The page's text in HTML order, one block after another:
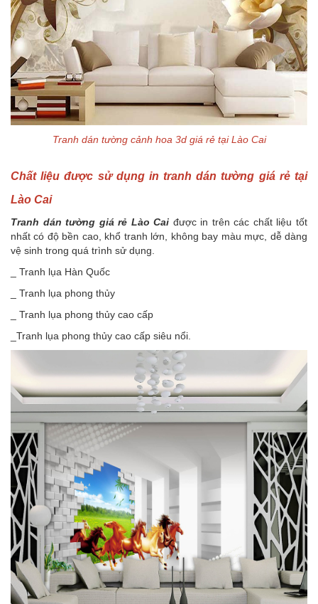
Tranh dán tường cảnh hoa 3d giá rẻ tại Lào Cai
Chất liệu được sử dụng in tranh dán tường giá rẻ tại
Lào Cai
Tranh dán tường giá rẻ Lào Cai được in trên các chất liệu tốt
nhất có độ bền cao, khổ tranh lớn, không bay màu mực, dễ dàng
vệ sinh trong quá trình sử dụng.
_ Tranh lụa Hàn Quốc
_ Tranh lụa phong thủy
_ Tranh lụa phong thủy cao cấp
_Tranh lụa phong thủy cao cấp siêu nổi.